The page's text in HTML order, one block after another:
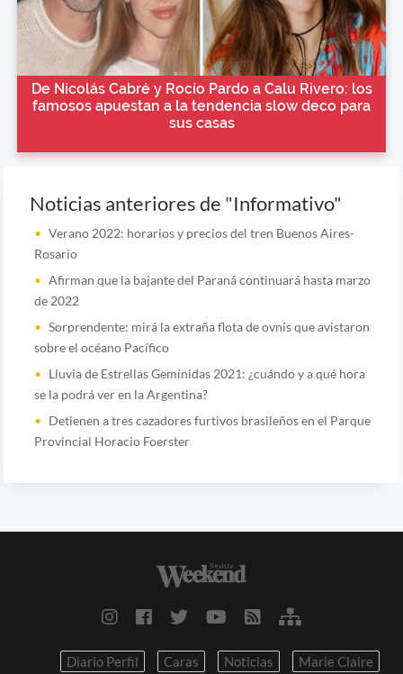
De Nicolás Cabré y Rocío Pardo a Calu Rivero: los
famosos apuestan a la tendencia slow deco para
sus casas
Noticias anteriores de "Informativo"
Verano 2022: horarios y precios del tren Buenos Aires-
Rosario
Afirman que la bajante del Paraná continuará hasta marzo
de 2022
Sorprendente: mirá la extraña flota de ovnis que avistaron
sobre el océano Pacífico
Lluvia de Estrellas Gemínidas 2021: ¿cuándo y a qué hora
se la podrá ver en la Argentina?
Detienen a tres cazadores furtivos brasileños en el Parque
Provincial Horacio Foerster
Diario Perfil Caras Noticias
Marie Claire